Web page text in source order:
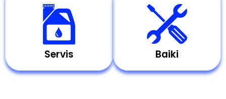
Servis Baiki